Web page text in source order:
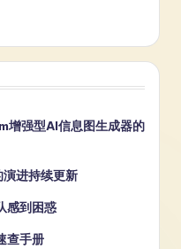
强型AI信息图生成器的
进持续更新
感到困惑
查手册